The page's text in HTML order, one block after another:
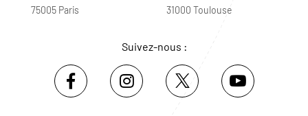
75005 Paris
31000 Toulouse
Suivez-nous :